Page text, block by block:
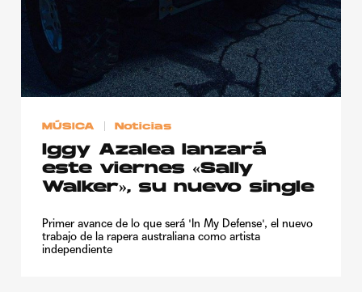
MÚSICA Noticias
Iggy Azalea lanzará
este viernes «Sally
Walker», su nuevo single
Primer avance de lo que será 'In My Defense', el nuevo
trabajo de la rapera australiana como artista
independiente